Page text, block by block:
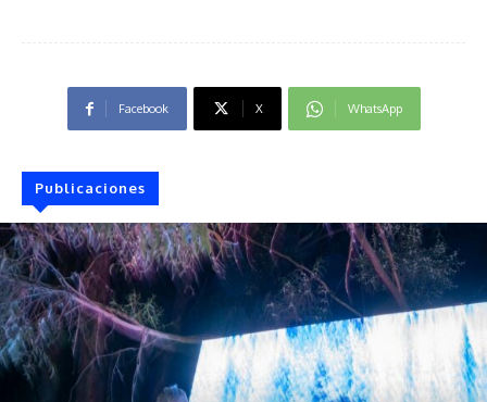
Facebook X WhatsApp
Publicaciones